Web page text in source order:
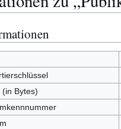
Bytes)